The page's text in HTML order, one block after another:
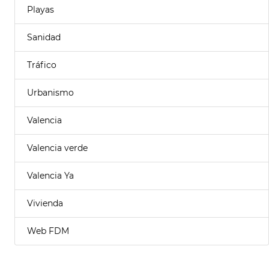
Playas
Sanidad
Tráfico
Urbanismo
Valencia
Valencia verde
Valencia Ya
Vivienda
Web FDM